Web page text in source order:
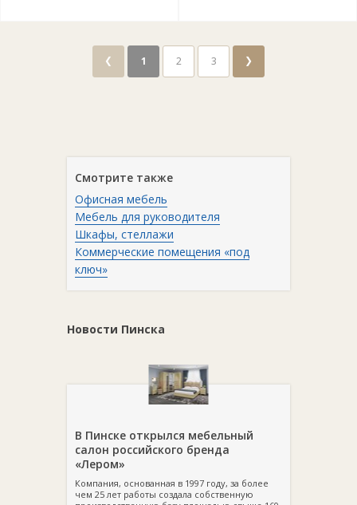
❮ 1 2 3 ❯
Смотрите также
Офисная мебель
Мебель для руководителя
Шкафы, стеллажи
Коммерческие помещения «под
ключ»
Новости Пинска
В Пинске открылся мебельный
салон российского бренда
«Лером»
Компания, основанная в 1997 году, за более
чем 25 лет работы создала собственную